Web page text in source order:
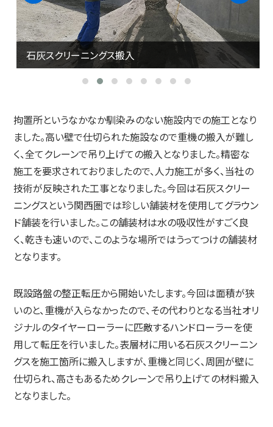
石灰スクリーニングス搬入
拘置所というなかなか馴染みのない施設内での施工となり
ました。高い壁で仕切られた施設なので重機の搬入が難し
く、全てクレーンで吊り上げての搬入となりました。精密な
施工を要求されておりましたので、人力施工が多く、当社の
技術が反映された工事となりました。今回は石灰スクリー
ニングスという関西圏では珍しい舗装材を使用してグラウン
ド舗装を行いました。この舗装材は水の吸収性がすごく良
く、乾きも速いので、このような場所ではうってつけの舗装材
となります。
既設路盤の整正転圧から開始いたします。今回は面積が狭
いのと、重機が入らなかったので、その代わりとなる当社オリ
ジナルのタイヤーローラーに匹敵するハンドローラーを使
用して転圧を行いました。表層材に用いる石灰スクリーニン
グスを施工箇所に搬入しますが、重機と同じく、周囲が壁に
仕切られ、高さもあるためクレーンで吊り上げての材料搬入
となりました。